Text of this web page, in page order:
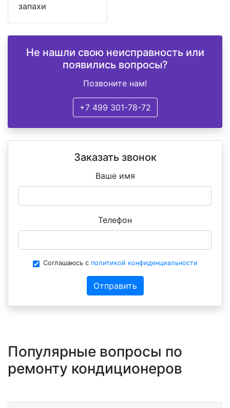
запахи
Не нашли свою неисправность или
появились вопросы?
Позвоните нам!
+7 499 301-78-72
Заказать звонок
Ваше имя
Телефон
Соглашаюсь с политикой конфиденциальности
Отправить
Популярные вопросы по
ремонту кондиционеров